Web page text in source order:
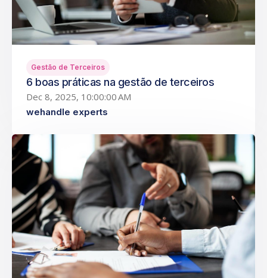
Gestão de Terceiros
6 boas práticas na gestão de terceiros
Dec 8, 2025, 10:00:00 AM
wehandle experts